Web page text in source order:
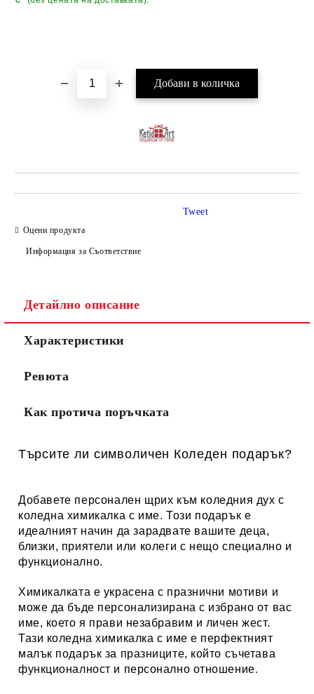
Оцени продукта
Информация за Съответствие
Tweet
Детайлно описание
Характеристики
Ревюта
Как протича поръчката
Търсите ли символичен Коледен подарък?
Добавете персонален щрих към коледния дух с
коледна химикалка с име. Този подарък е
идеалният начин да зарадвате вашите деца,
близки, приятели или колеги с нещо специално и
функционално.
Химикалката е украсена с празнични мотиви и
може да бъде персонализирана с избрано от вас
име, което я прави незабравим и личен жест.
Тази коледна химикалка с име е перфектният
малък подарък за празниците, който съчетава
функционалност и персонално отношение.